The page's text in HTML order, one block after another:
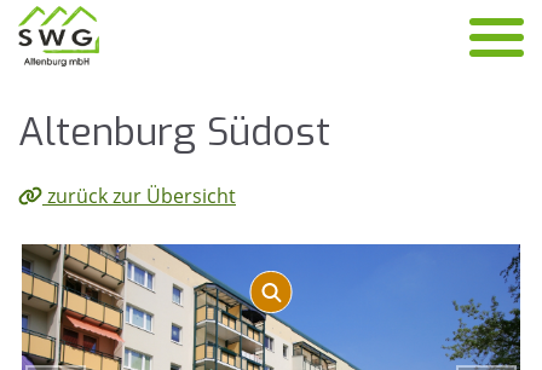
Al­ten­burg Süd­ost
zurück zur Übersicht